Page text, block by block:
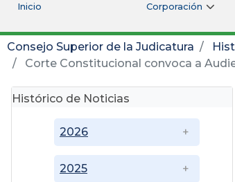
Inicio Corporación
Consejo Superior de la Judicatura
Corte Constitucional convoca a
Histórico de Noticias
2025
2026